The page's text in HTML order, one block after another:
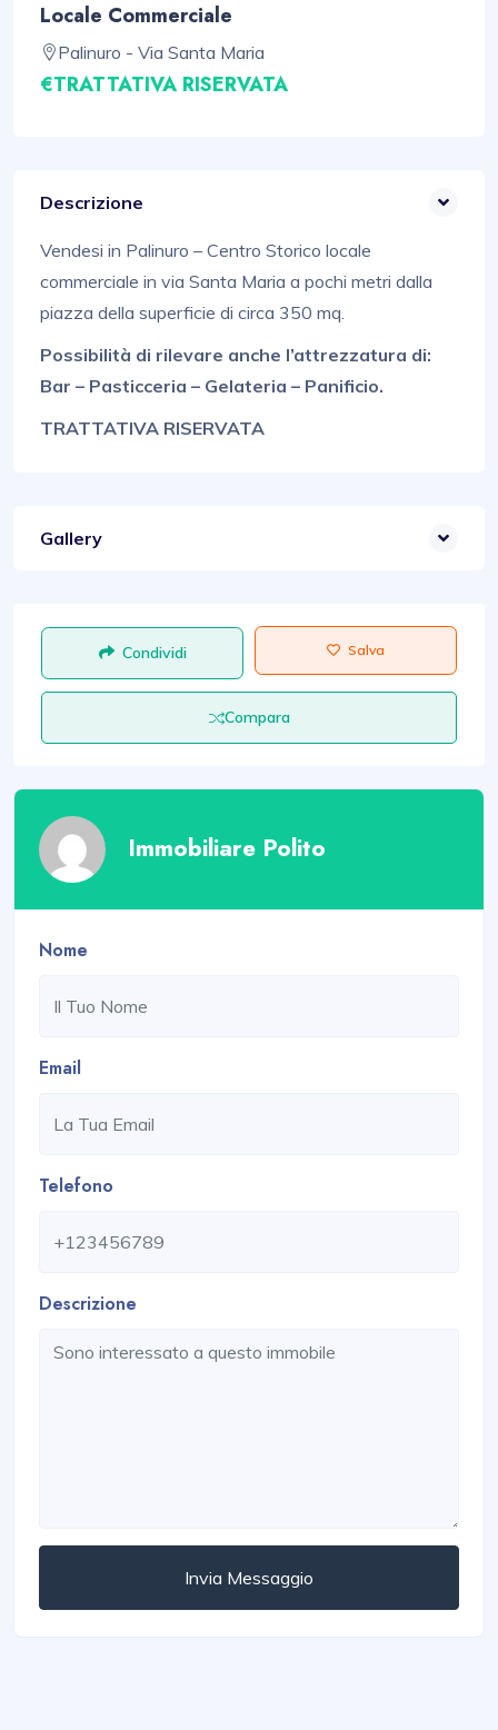
Locale Commerciale
Palinuro - Via Santa Maria
€TRATTATIVA RISERVATA
Descrizione
Vendesi in Palinuro – Centro Storico locale
commerciale in via Santa Maria a pochi metri dalla
piazza della superficie di circa 350 mq.
Possibilità di rilevare anche l’attrezzatura di:
Bar – Pasticceria – Gelateria – Panificio.
TRATTATIVA RISERVATA
Gallery
Condividi Salva
Compara
Immobiliare Polito
Nome
Email
Telefono
Descrizione
Invia Messaggio